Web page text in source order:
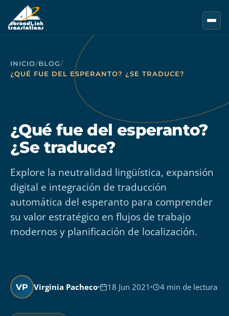
Saltar al contenido principal
INICIO/BLOG/
¿QUÉ FUE DEL ESPERANTO? ¿SE TRADUCE?
¿Qué fue del esperanto?
¿Se traduce?
Explore la neutralidad lingüística, expansión
digital e integración de traducción
automática del esperanto para comprender
su valor estratégico en flujos de trabajo
modernos y planificación de localización.
VP Virginia Pacheco 18 Jun 2021 4 min de lectura